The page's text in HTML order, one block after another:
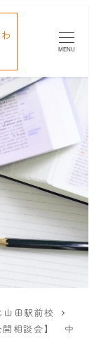
MENU
田駅前校
開相談会】 中